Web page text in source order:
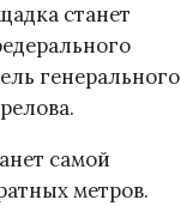
станет
генерального
самой
метров.